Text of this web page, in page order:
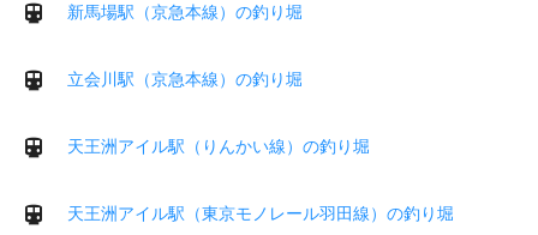
新馬場駅（京急本線）の釣り堀
立会川駅（京急本線）の釣り堀
天王洲アイル駅（りんかい線）の釣り堀
天王洲アイル駅（東京モノレール羽田線）の釣り堀